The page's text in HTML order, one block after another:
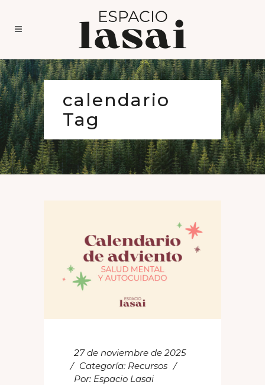
calendario
Tag
27 de noviembre de 2025
Categoría: Recursos
Por: Espacio Lasai